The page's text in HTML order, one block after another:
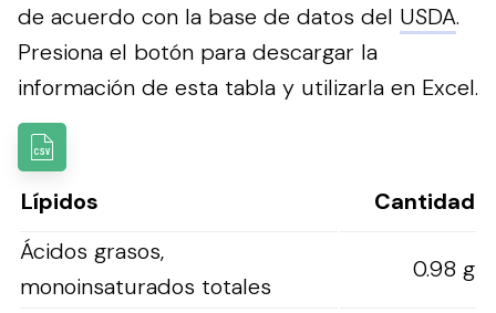
de acuerdo con la base de datos del USDA.
Presiona el botón para descargar la
información de esta tabla y utilizarla en Excel.
Lípidos
Cantidad
Ácidos grasos,
monoinsaturados totales
0.98 g